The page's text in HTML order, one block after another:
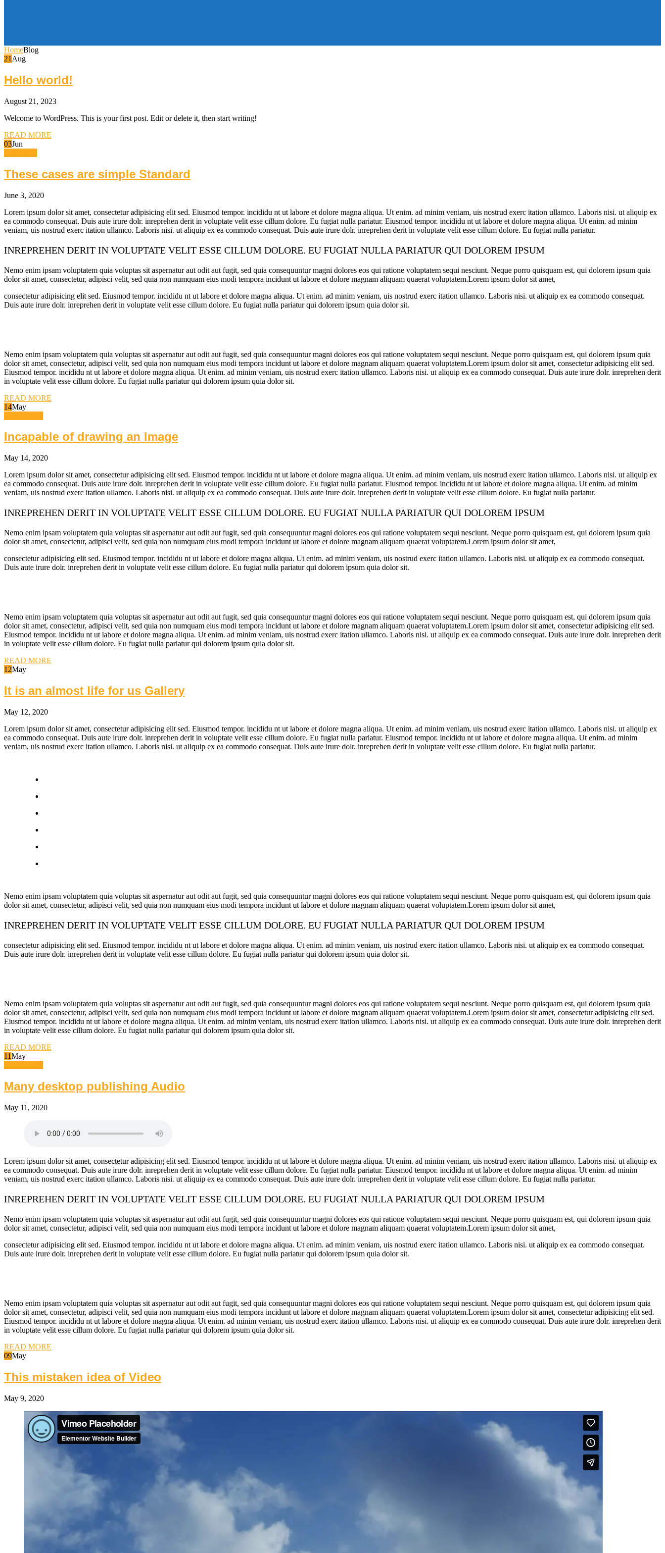
HomeBlog
21 Aug
Hello world!
August 21, 2023
Welcome to WordPress. This is your first post. Edit or delete it, then start writing!
READ MORE
03Jun
These cases are simple Standard
June 3, 2020
Lorem ipsum dolor sit amet, consectetur adipisicing elit sed. Eiusmod tempor. incididu nt ut labore et dolore magna aliqua. Ut enim. ad minim veniam, uis nostrud exerc itation ullamco. Laboris nisi. ut aliquip ex
ea commodo consequat. Duis aute irure dolr. inreprehen derit in voluptate velit esse cillum dolore. Eu fugiat nulla pariatur. Eiusmod tempor. incididu nt ut labore et dolore magna aliqua. Ut enim. ad minim
veniam, uis nostrud exerc itation ullamco. Laboris nisi. ut aliquip ex ea commodo consequat. Duis aute irure dolr. inreprehen derit in voluptate velit esse cillum dolore. Eu fugiat nulla pariatur.
INREPREHEN DERIT IN VOLUPTATE VELIT ESSE CILLUM DOLORE. EU FUGIAT NULLA PARIATUR QUI DOLOREM IPSUM
Nemo enim ipsam voluptatem quia voluptas sit aspernatur aut odit aut fugit, sed quia consequuntur magni dolores eos qui ratione voluptatem sequi nesciunt. Neque porro quisquam est, qui dolorem ipsum quia
dolor sit amet, consectetur, adipisci velit, sed quia non numquam eius modi tempora incidunt ut labore et dolore magnam aliquam quaerat voluptatem.Lorem ipsum dolor sit amet,
consectetur adipisicing elit sed. Eiusmod tempor. incididu nt ut labore et dolore magna aliqua. Ut enim. ad minim veniam, uis nostrud exerc itation ullamco. Laboris nisi. ut aliquip ex ea commodo consequat.
Duis aute irure dolr. inreprehen derit in voluptate velit esse cillum dolore. Eu fugiat nulla pariatur qui dolorem ipsum quia dolor sit.
Nemo enim ipsam voluptatem quia voluptas sit aspernatur aut odit aut fugit, sed quia consequuntur magni dolores eos qui ratione voluptatem sequi nesciunt. Neque porro quisquam est, qui dolorem ipsum quia
dolor sit amet, consectetur, adipisci velit, sed quia non numquam eius modi tempora incidunt ut labore et dolore magnam aliquam quaerat voluptatem.Lorem ipsum dolor sit amet, consectetur adipisicing elit sed.
Eiusmod tempor. incididu nt ut labore et dolore magna aliqua. Ut enim. ad minim veniam, uis nostrud exerc itation ullamco. Laboris nisi. ut aliquip ex ea commodo consequat. Duis aute irure dolr. inreprehen derit
in voluptate velit esse cillum dolore. Eu fugiat nulla pariatur qui dolorem ipsum quia dolor sit.
READ MORE
14May
Incapable of drawing an Image
May 14, 2020
Lorem ipsum dolor sit amet, consectetur adipisicing elit sed. Eiusmod tempor. incididu nt ut labore et dolore magna aliqua. Ut enim. ad minim veniam, uis nostrud exerc itation ullamco. Laboris nisi. ut aliquip ex
ea commodo consequat. Duis aute irure dolr. inreprehen derit in voluptate velit esse cillum dolore. Eu fugiat nulla pariatur. Eiusmod tempor. incididu nt ut labore et dolore magna aliqua. Ut enim. ad minim
veniam, uis nostrud exerc itation ullamco. Laboris nisi. ut aliquip ex ea commodo consequat. Duis aute irure dolr. inreprehen derit in voluptate velit esse cillum dolore. Eu fugiat nulla pariatur.
INREPREHEN DERIT IN VOLUPTATE VELIT ESSE CILLUM DOLORE. EU FUGIAT NULLA PARIATUR QUI DOLOREM IPSUM
Nemo enim ipsam voluptatem quia voluptas sit aspernatur aut odit aut fugit, sed quia consequuntur magni dolores eos qui ratione voluptatem sequi nesciunt. Neque porro quisquam est, qui dolorem ipsum quia
dolor sit amet, consectetur, adipisci velit, sed quia non numquam eius modi tempora incidunt ut labore et dolore magnam aliquam quaerat voluptatem.Lorem ipsum dolor sit amet,
consectetur adipisicing elit sed. Eiusmod tempor. incididu nt ut labore et dolore magna aliqua. Ut enim. ad minim veniam, uis nostrud exerc itation ullamco. Laboris nisi. ut aliquip ex ea commodo consequat.
Duis aute irure dolr. inreprehen derit in voluptate velit esse cillum dolore. Eu fugiat nulla pariatur qui dolorem ipsum quia dolor sit.
Nemo enim ipsam voluptatem quia voluptas sit aspernatur aut odit aut fugit, sed quia consequuntur magni dolores eos qui ratione voluptatem sequi nesciunt. Neque porro quisquam est, qui dolorem ipsum quia
dolor sit amet, consectetur, adipisci velit, sed quia non numquam eius modi tempora incidunt ut labore et dolore magnam aliquam quaerat voluptatem.Lorem ipsum dolor sit amet, consectetur adipisicing elit sed.
Eiusmod tempor. incididu nt ut labore et dolore magna aliqua. Ut enim. ad minim veniam, uis nostrud exerc itation ullamco. Laboris nisi. ut aliquip ex ea commodo consequat. Duis aute irure dolr. inreprehen derit
in voluptate velit esse cillum dolore. Eu fugiat nulla pariatur qui dolorem ipsum quia dolor sit.
READ MORE
12May
It is an almost life for us Gallery
May 12, 2020
Lorem ipsum dolor sit amet, consectetur adipisicing elit sed. Eiusmod tempor. incididu nt ut labore et dolore magna aliqua. Ut enim. ad minim veniam, uis nostrud exerc itation ullamco. Laboris nisi. ut aliquip ex
ea commodo consequat. Duis aute irure dolr. inreprehen derit in voluptate velit esse cillum dolore. Eu fugiat nulla pariatur. Eiusmod tempor. incididu nt ut labore et dolore magna aliqua. Ut enim. ad minim
veniam, uis nostrud exerc itation ullamco. Laboris nisi. ut aliquip ex ea commodo consequat. Duis aute irure dolr. inreprehen derit in voluptate velit esse cillum dolore. Eu fugiat nulla pariatur.
Nemo enim ipsam voluptatem quia voluptas sit aspernatur aut odit aut fugit, sed quia consequuntur magni dolores eos qui ratione voluptatem sequi nesciunt. Neque porro quisquam est, qui dolorem ipsum quia
dolor sit amet, consectetur, adipisci velit, sed quia non numquam eius modi tempora incidunt ut labore et dolore magnam aliquam quaerat voluptatem.Lorem ipsum dolor sit amet,
INREPREHEN DERIT IN VOLUPTATE VELIT ESSE CILLUM DOLORE. EU FUGIAT NULLA PARIATUR QUI DOLOREM IPSUM
consectetur adipisicing elit sed. Eiusmod tempor. incididu nt ut labore et dolore magna aliqua. Ut enim. ad minim veniam, uis nostrud exerc itation ullamco. Laboris nisi. ut aliquip ex ea commodo consequat.
Duis aute irure dolr. inreprehen derit in voluptate velit esse cillum dolore. Eu fugiat nulla pariatur qui dolorem ipsum quia dolor sit.
Nemo enim ipsam voluptatem quia voluptas sit aspernatur aut odit aut fugit, sed quia consequuntur magni dolores eos qui ratione voluptatem sequi nesciunt. Neque porro quisquam est, qui dolorem ipsum quia
dolor sit amet, consectetur, adipisci velit, sed quia non numquam eius modi tempora incidunt ut labore et dolore magnam aliquam quaerat voluptatem.Lorem ipsum dolor sit amet, consectetur adipisicing elit sed.
Eiusmod tempor. incididu nt ut labore et dolore magna aliqua. Ut enim. ad minim veniam, uis nostrud exerc itation ullamco. Laboris nisi. ut aliquip ex ea commodo consequat. Duis aute irure dolr. inreprehen derit
in voluptate velit esse cillum dolore. Eu fugiat nulla pariatur qui dolorem ipsum quia dolor sit.
READ MORE
11May
Many desktop publishing Audio
May 11, 2020
Lorem ipsum dolor sit amet, consectetur adipisicing elit sed. Eiusmod tempor. incididu nt ut labore et dolore magna aliqua. Ut enim. ad minim veniam, uis nostrud exerc itation ullamco. Laboris nisi. ut aliquip ex
ea commodo consequat. Duis aute irure dolr. inreprehen derit in voluptate velit esse cillum dolore. Eu fugiat nulla pariatur. Eiusmod tempor. incididu nt ut labore et dolore magna aliqua. Ut enim. ad minim
veniam, uis nostrud exerc itation ullamco. Laboris nisi. ut aliquip ex ea commodo consequat. Duis aute irure dolr. inreprehen derit in voluptate velit esse cillum dolore. Eu fugiat nulla pariatur.
INREPREHEN DERIT IN VOLUPTATE VELIT ESSE CILLUM DOLORE. EU FUGIAT NULLA PARIATUR QUI DOLOREM IPSUM
Nemo enim ipsam voluptatem quia voluptas sit aspernatur aut odit aut fugit, sed quia consequuntur magni dolores eos qui ratione voluptatem sequi nesciunt. Neque porro quisquam est, qui dolorem ipsum quia
dolor sit amet, consectetur, adipisci velit, sed quia non numquam eius modi tempora incidunt ut labore et dolore magnam aliquam quaerat voluptatem.Lorem ipsum dolor sit amet,
consectetur adipisicing elit sed. Eiusmod tempor. incididu nt ut labore et dolore magna aliqua. Ut enim. ad minim veniam, uis nostrud exerc itation ullamco. Laboris nisi. ut aliquip ex ea commodo consequat.
Duis aute irure dolr. inreprehen derit in voluptate velit esse cillum dolore. Eu fugiat nulla pariatur qui dolorem ipsum quia dolor sit.
Nemo enim ipsam voluptatem quia voluptas sit aspernatur aut odit aut fugit, sed quia consequuntur magni dolores eos qui ratione voluptatem sequi nesciunt. Neque porro quisquam est, qui dolorem ipsum quia
dolor sit amet, consectetur, adipisci velit, sed quia non numquam eius modi tempora incidunt ut labore et dolore magnam aliquam quaerat voluptatem.Lorem ipsum dolor sit amet, consectetur adipisicing elit sed.
Eiusmod tempor. incididu nt ut labore et dolore magna aliqua. Ut enim. ad minim veniam, uis nostrud exerc itation ullamco. Laboris nisi. ut aliquip ex ea commodo consequat. Duis aute irure dolr. inreprehen derit
in voluptate velit esse cillum dolore. Eu fugiat nulla pariatur qui dolorem ipsum quia dolor sit.
READ MORE
09May
This mistaken idea of Video
May 9, 2020